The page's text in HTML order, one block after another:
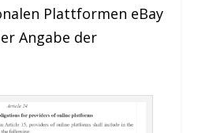
Plattformen eBay
Angabe der